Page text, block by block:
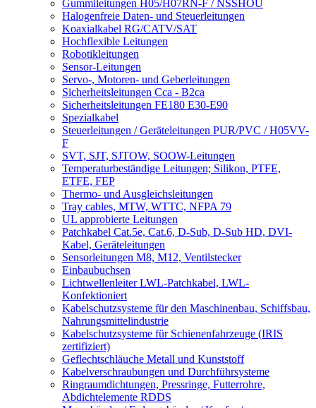
Gummileitungen H05/H07RN-F / NSSHÖU
Halogenfreie Daten- und Steuerleitungen
Koaxialkabel RG/CATV/SAT
Hochflexible Leitungen
Robotikleitungen
Sensor-Leitungen
Servo-, Motoren- und Geberleitungen
Sicherheitsleitungen Cca - B2ca
Sicherheitsleitungen FE180 E30-E90
Spezialkabel
Steuerleitungen / Geräteleitungen PUR/PVC / H05VV-
F
SVT, SJT, SJTOW, SOOW-Leitungen
Temperaturbeständige Leitungen; Silikon, PTFE,
ETFE, FEP
Thermo- und Ausgleichsleitungen
Tray cables, MTW, WTTC, NFPA 79
UL approbierte Leitungen
Patchkabel Cat.5e, Cat.6, D-Sub, D-Sub HD, DVI-
Kabel, Geräteleitungen
Sensorleitungen M8, M12, Ventilstecker
Einbaubuchsen
Lichtwellenleiter LWL-Patchkabel, LWL-
Konfektioniert
Kabelschutzsysteme für den Maschinenbau, Schiffsbau,
Nahrungsmittelindustrie
Kabelschutzsysteme für Schienenfahrzeuge (IRIS
zertifiziert)
Geflechtschläuche Metall und Kunststoff
Kabelverschraubungen und Durchführsysteme
Ringraumdichtungen, Pressringe, Futterrohre,
Abdichtelemente RDDS